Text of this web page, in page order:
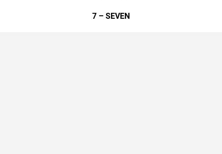
7 – SEVEN